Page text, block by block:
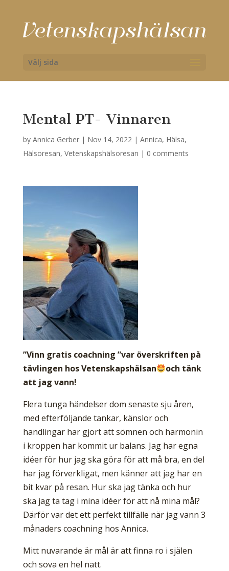
Välj sida
Mental PT- Vinnaren
by Annica Gerber| Nov 14, 2022| Annica, Hälsa,
Hälsoresan, Vetenskapshälsoresan | 0 comments
”Vinn gratis coachning ”var överskriften på
tävlingen hos Vetenskapshälsan
och tänk
att jag vann!
Flera tunga händelser dom senaste sju åren,
med efterföljande tankar, känslor och
handlingar har gjort att sömnen och harmonin
i kroppen har kommit ur balans. Jag har egna
idéer för hur jag ska göra för att må bra, en del
har jag förverkligat, men känner att jag har en
bit kvar på resan. Hur ska jag tänka och hur
ska jag ta tag i mina idéer för att nå mina mål?
Därför var det ett perfekt tillfälle när jag vann 3
månaders coachning hos Annica.
Mitt nuvarande är mål är att finna ro i själen
och sova en hel natt.